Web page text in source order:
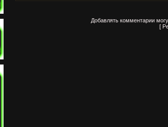
Добавлять комментарии
[